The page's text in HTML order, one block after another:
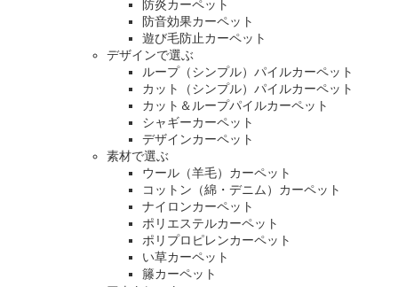
防炎カーペット
防音効果カーペット
遊び毛防止カーペット
デザインで選ぶ
ループ（シンプル）パイルカーペット
カット（シンプル）パイルカーペット
カット＆ループパイルカーペット
シャギーカーペット
デザインカーペット
素材で選ぶ
ウール（羊毛）カーペット
コットン（綿・デニム）カーペット
ナイロンカーペット
ポリエステルカーペット
ポリプロピレンカーペット
い草カーペット
籐カーペット